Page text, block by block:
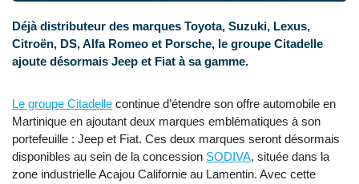
Déjà distributeur des marques Toyota, Suzuki, Lexus,
Citroën, DS, Alfa Romeo et Porsche, le groupe Citadelle
ajoute désormais Jeep et Fiat à sa gamme.
Le groupe Citadelle continue d’étendre son offre automobile en
Martinique en ajoutant deux marques emblématiques à son
portefeuille : Jeep et Fiat. Ces deux marques seront désormais
disponibles au sein de la concession SODIVA, située dans la
zone industrielle Acajou Californie au Lamentin. Avec cette